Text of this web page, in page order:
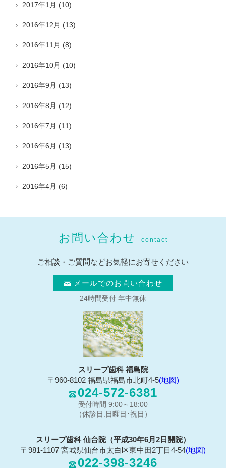
2017年1月 (10)
2016年12月 (13)
2016年11月 (8)
2016年10月 (10)
2016年9月 (13)
2016年8月 (12)
2016年7月 (11)
2016年6月 (13)
2016年5月 (15)
2016年4月 (6)
お問い合わせ contact
ご相談・ご質問などお気軽にお寄せください
メールでのお問い合わせ
24時間受付 年中無休
スリープ歯科 福島院
〒960-8102 福島県福島市北町4-5(地図)
024-572-6381
受付時間 9:00～18:00
（休診日:日曜日･祝日）
スリープ歯科 仙台院（平成30年6月2日開院）
〒981-1107 宮城県仙台市太白区東中田2丁目4-54(地図)
022-398-3246